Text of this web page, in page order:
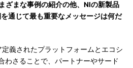
まな事例の紹介の他、NIの新製品
通じて最も重要なメッセージは何だ
義されたプラットフォームとエコシ
わさることで、パートナーやサード